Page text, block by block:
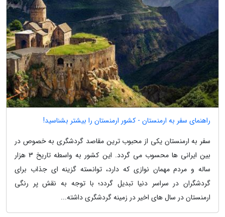
راهنمای سفر به ارمنستان - کشور ارمنستان را بیشتر بشناسید!
سفر به ارمنستان یکی از محبوب ترین مقاصد گردشگری به خصوص در
بین ایرانی ها محسوب می گردد. این کشور به واسطه تاریخ 3 هزار
ساله و مردم مهمان نوازی که دارد، توانسته گزینه ای جذاب برای
گردشگران در سراسر دنیا تبدیل گردد؛ با توجه به نقش پر رنگی
ارمنستان در سال های اخیر در زمینه گردشگری داشته...